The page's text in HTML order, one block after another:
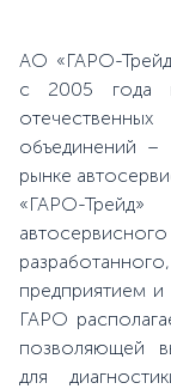
АО «ГАРО-
с 2005 года
объединений
рынке
«ГАРО-
предприятием
ГАРО
позволяющей
для